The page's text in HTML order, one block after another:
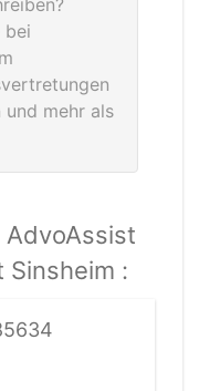
bei
mehr als
AdvoAssist
: